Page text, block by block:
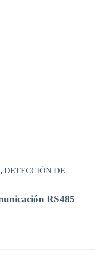
, DETECCIÓN DE
RS485